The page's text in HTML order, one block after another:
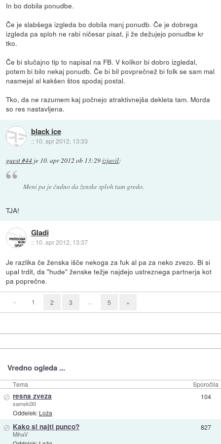
In bo dobila ponudbe.
Če je slabšega izgleda bo dobila manj ponudb. Če je dobrega
izgleda pa sploh ne rabi ničesar pisat, ji že dežujejo ponudbe kr
tko.
Če bi slučajno tip to napisal na FB. V kolikor bi dobro izgledal,
potem bi bilo nekaj ponudb. Če bi bil povprečnež bi folk se sam mal
nasmejal al kakšen štos spodaj postal.
Tko, da ne razumem kaj počnejo atraktivnejša dekleta tam. Morda
so res nastavljena.
black ice
:: 10. apr 2012, 13:33
guest #44 je 10. apr 2012 ob 13:29izjavil:
Meni pa je čudno da ženske sploh tam gredo.
TJA!
Gladi
:: 10. apr 2012, 13:37
Je razlika če ženska išče nekoga za fuk al pa za neko zvezo. Bi si
upal trdit, da "hude" ženske težje najdejo ustreznega partnerja kot
pa poprečne.
« 1 2 3 ... 5 »
Vredno ogleda ...
Tema Sporočila
⊘ resna zveza
samski30
Oddelek: Loža
104
⊘ Kako si najti punco?
MihaV
827